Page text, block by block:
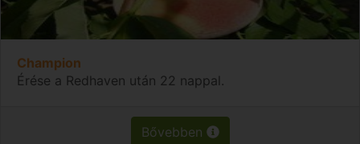
Champion
Érése a Redhaven után 22 nappal.
Bővebben